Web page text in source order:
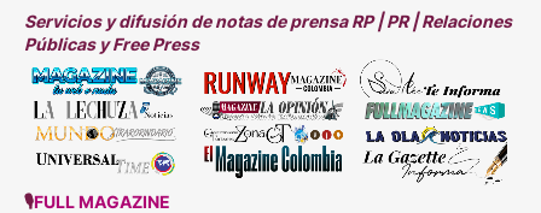
Servicios y difusión de notas de prensa RP | PR | Relaciones
Públicas y Free Press
🎙FULL MAGAZINE